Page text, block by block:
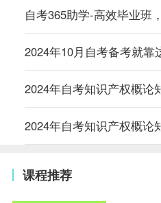
自考365助学-高效毕业班
2024年10月自考备考就
2024年自考知识产权概论
2024年自考知识产权概论
课程推荐